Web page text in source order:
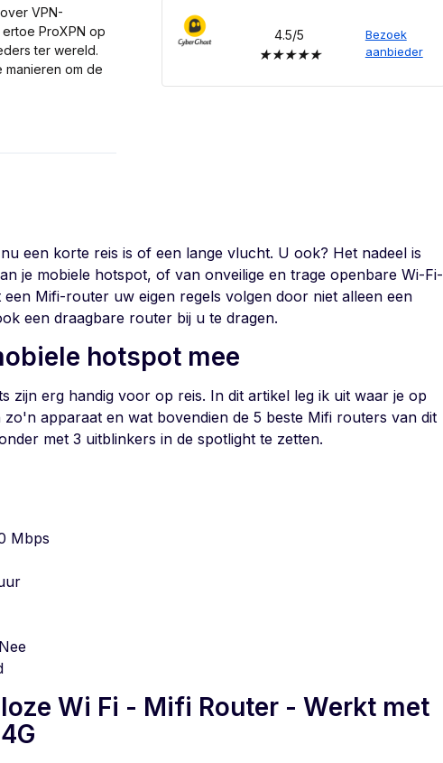
VPN-
ProXPN op
ter wereld.
om de
4.5/5
★★★★★
Bezoek
aanbieder
een korte reis is of een lange vlucht. U ook? Het nadeel is
je mobiele hotspot, of van onveilige en trage openbare Wi-Fi-
Mifi-router uw eigen regels volgen door niet alleen een
een draagbare router bij u te dragen.
hotspot mee
zijn erg handig voor op reis. In dit artikel leg ik uit waar je op
apparaat en wat bovendien de 5 beste Mifi routers van dit
met 3 uitblinkers in de spotlight te zetten.
Mbps
Wi Fi - Mifi Router - Werkt met